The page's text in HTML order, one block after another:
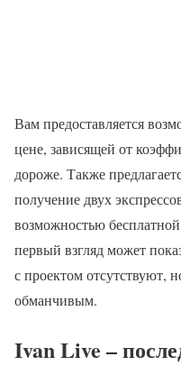
Вам предоставляется
цене, зависящей от
дороже. Также
получение двух
возможностью
первый взгляд может
с проектом отсутствуют,
обманчивым.
Ivan Live –